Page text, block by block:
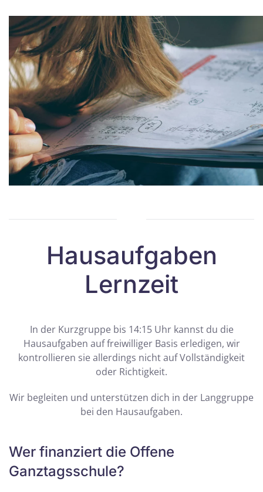
Hausaufgaben
Lernzeit
In der Kurzgruppe bis 14:15 Uhr kannst du die
Hausaufgaben auf freiwilliger Basis erledigen, wir
kontrollieren sie allerdings nicht auf Vollständigkeit
oder Richtigkeit.
Wir begleiten und unterstützen dich in der Langgruppe
bei den Hausaufgaben.
Wer finanziert die Offene
Ganztagsschule?